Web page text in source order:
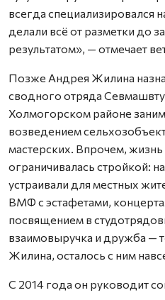
всегда специализировался
делали всё от разметки до
результатом», — отмечает
Позже Андрея Жилина
сводного отряда
Холмогорском районе
возведением
мастерских. Впрочем,
ограничивалась стройкой:
устраивали для местных
ВМФ с эстафетами,
посвящением в
взаимовыручка и дружба —
Жилина, осталось с ним
С 2014 года он руководит